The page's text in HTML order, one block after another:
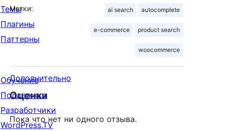
Метки: ai search autocomplete
e-commerce product search
woocommerce
Дополнительно
Оценки
Пока что нет ни одного отзыва.
Темы
Плагины
Паттерны
Обучение
Поддержка
Разработчики
WordPress.TV